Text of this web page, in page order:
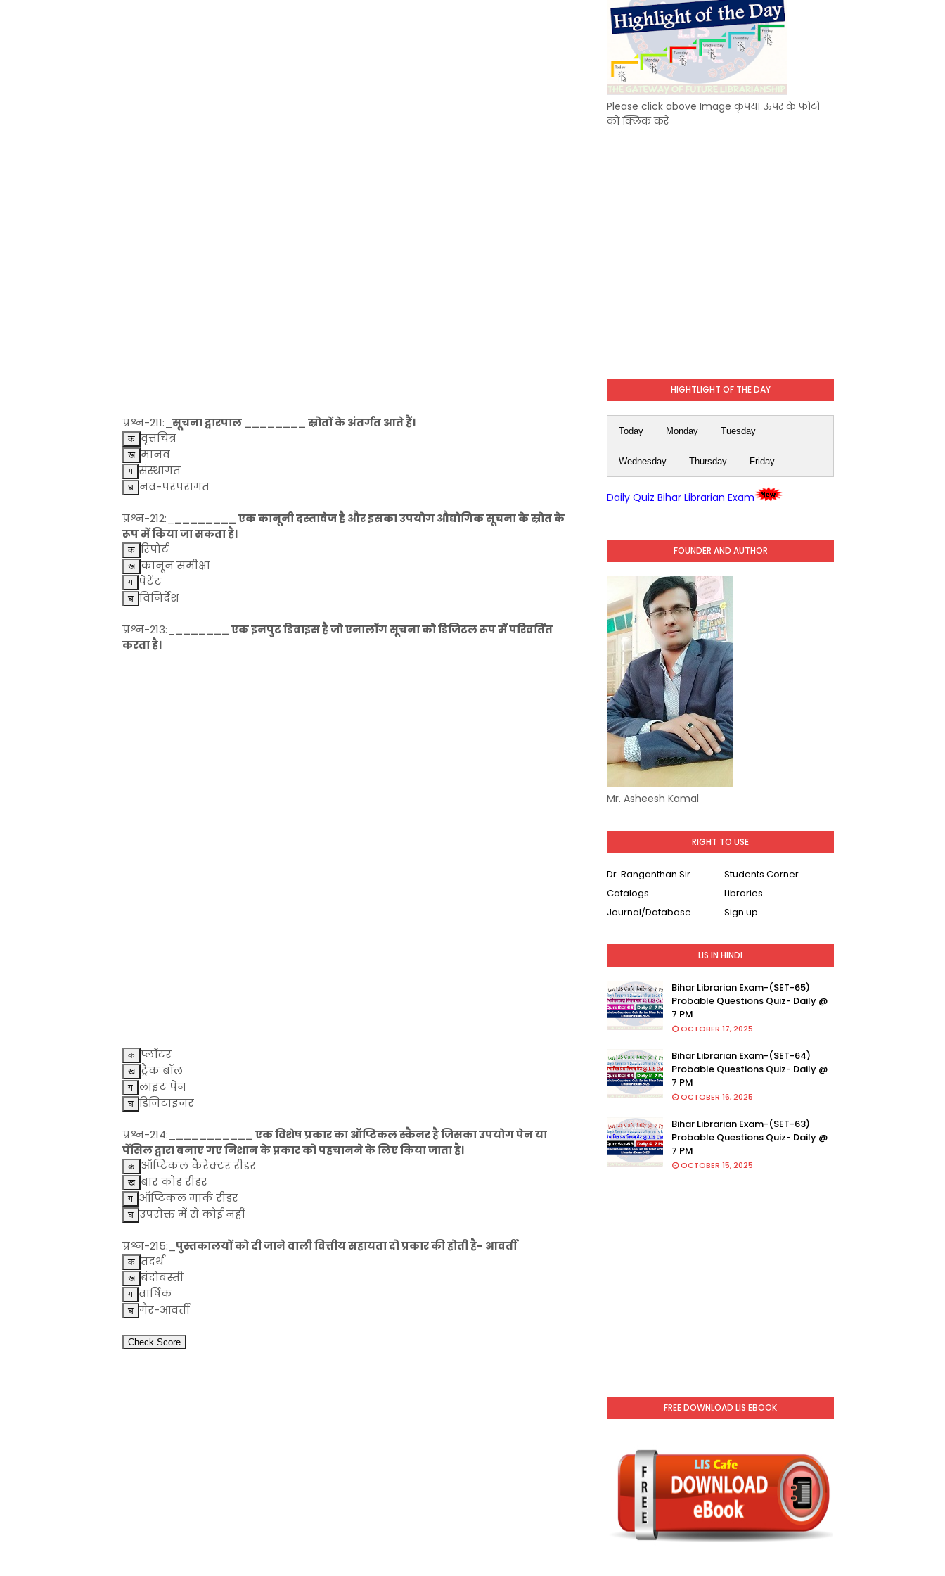
प्रश्न-211:_ सूचना द्वारपाल ________ स्रोतों के अंतर्गत आते हैं।
वृत्तचित्र
मानव
संस्थागत
नव-परंपरागत
प्रश्न-212:_
________ एक कानूनी दस्तावेज है और इसका उपयोग औद्योगिक सूचना के स्रोत के
रूप में किया जा सकता है।
रिपोर्ट
कानून समीक्षा
पेटेंट
विनिर्देश
प्रश्न-213:_
_______ एक इनपुट डिवाइस है जो एनालॉग सूचना को डिजिटल रूप में परिवर्तित
करता है।
प्लॉटर
ट्रैक बॉल
लाइट पेन
डिजिटाइज़र
प्रश्न-214:_
__________ एक विशेष प्रकार का ऑप्टिकल स्कैनर है जिसका उपयोग पेन या
पेंसिल द्वारा बनाए गए निशान के प्रकार को पहचानने के लिए किया जाता है।
ऑप्टिकल कैरेक्टर रीडर
बार कोड रीडर
ऑप्टिकल मार्क रीडर
उपरोक्त में से कोई नहीं
प्रश्न-215:_ पुस्तकालयों को दी जाने वाली वित्तीय सहायता दो प्रकार की होती है- आवर्ती
तदर्थ
बंदोबस्ती
वार्षिक
गैर-आवर्ती
Please click above Image कृपया ऊपर के फोटो
को क्लिक करें
HIGHTLIGHT OF THE DAY
Today Monday Tuesday
Wednesday Thursday Friday
Daily Quiz Bihar Librarian Exam
FOUNDER AND AUTHOR
Mr. Asheesh Kamal
RIGHT TO USE
Dr. Ranganthan Sir
Students Corner
Catalogs
Libraries
Journal/Database
Sign up
LIS IN HINDI
Bihar Librarian Exam-(SET-65)
Probable Questions Quiz- Daily @
7 PM
OCTOBER 17, 2025
Bihar Librarian Exam-(SET-64)
Probable Questions Quiz- Daily @
7 PM
OCTOBER 16, 2025
Bihar Librarian Exam-(SET-63)
Probable Questions Quiz- Daily @
7 PM
OCTOBER 15, 2025
FREE DOWNLOAD LIS EBOOK